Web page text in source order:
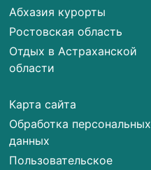
Абхазия курорты
Ростовская область
Отдых в Астраханской
области
Карта сайта
Обработка персональных
данных
Пользовательское